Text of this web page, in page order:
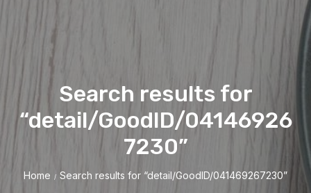
Search results for
“detail/GoodID/04146926
7230”
Home / Search results for “detail/GoodID/041469267230”